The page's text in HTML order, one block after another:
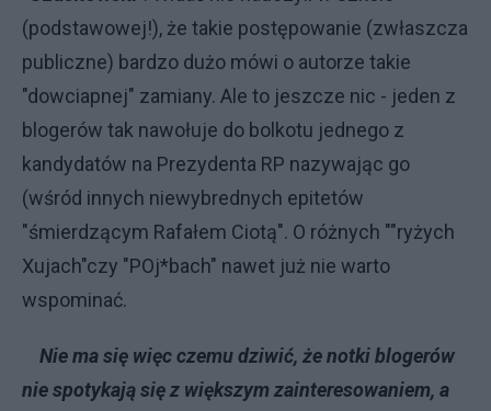
(podstawowej!), że takie postępowanie (zwłaszcza
publiczne) bardzo dużo mówi o autorze takie
"dowciapnej" zamiany. Ale to jeszcze nic - jeden z
blogerów tak nawołuje do bolkotu jednego z
kandydatów na Prezydenta RP nazywając go
(wśród innych niewybrednych epitetów
"śmierdzącym Rafałem Ciotą". O różnych ""ryżych
Xujach"czy "POj*bach" nawet już nie warto
wspominać.
Nie ma się więc czemu dziwić, że notki blogerów
nie spotykają się z większym zainteresowaniem, a